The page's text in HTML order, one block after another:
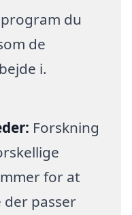
du
de
i.
Forskning
for at
passer